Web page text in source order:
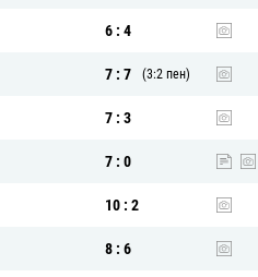
6 : 4
7 : 7 (3:2 пен)
7 : 3
7 : 0
10 : 2
8 : 6